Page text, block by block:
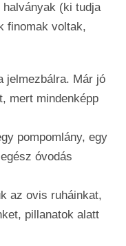
(ki tudja
finomak voltak,
jelmezbálra. Már jó
mert mindenképp
pompomlány, egy
óvodás
az ovis ruháinkat,
pillanatok alatt